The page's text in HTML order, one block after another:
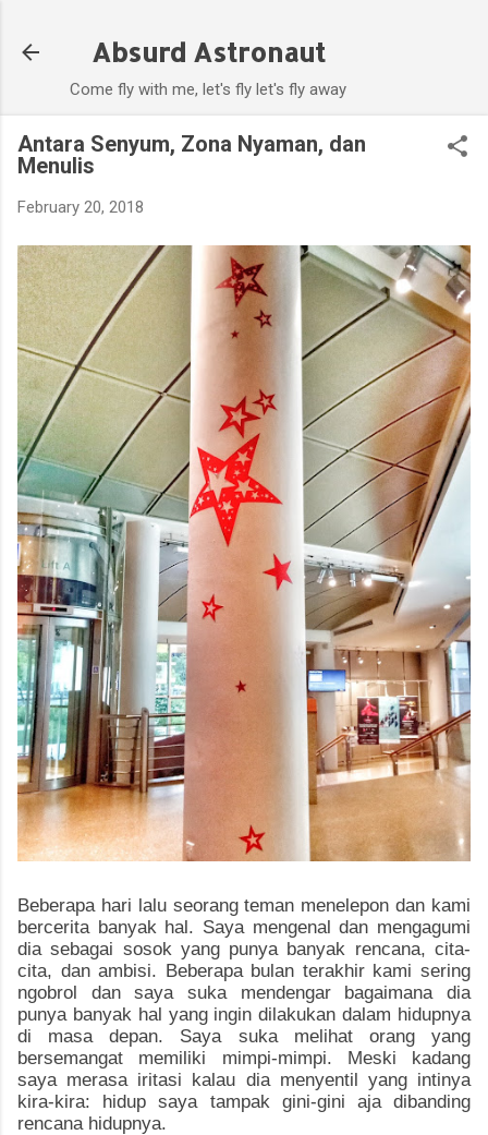
Absurd Astronaut
Come fly with me, let's fly let's fly away
Antara Senyum, Zona Nyaman, dan
Menulis
February 20, 2018
Beberapa hari lalu seorang teman menelepon dan kami
bercerita banyak hal. Saya mengenal dan mengagumi
dia sebagai sosok yang punya banyak rencana, cita-
cita, dan ambisi. Beberapa bulan terakhir kami sering
ngobrol dan saya suka mendengar bagaimana dia
punya banyak hal yang ingin dilakukan dalam hidupnya
di masa depan. Saya suka melihat orang yang
bersemangat memiliki mimpi-mimpi. Meski kadang
saya merasa iritasi kalau dia menyentil yang intinya
kira-kira: hidup saya tampak gini-gini aja dibanding
rencana hidupnya.